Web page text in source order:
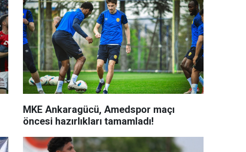
MKE Ankaragücü, Amedspor maçı
öncesi hazırlıkları tamamladı!